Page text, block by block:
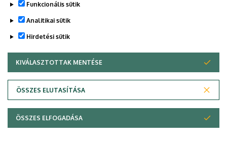
Adatvédelem
Szerzői jog © 2026 Unideb
Funkcionális sütik
Analitikai sütik
Hirdetési sütik
KIVÁLASZTOTTAK MENTÉSE
ÖSSZES ELUTASÍTÁSA
WITHDRAW CONSENT
ÖSSZES ELFOGADÁSA